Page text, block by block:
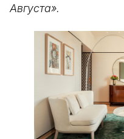
Августа».